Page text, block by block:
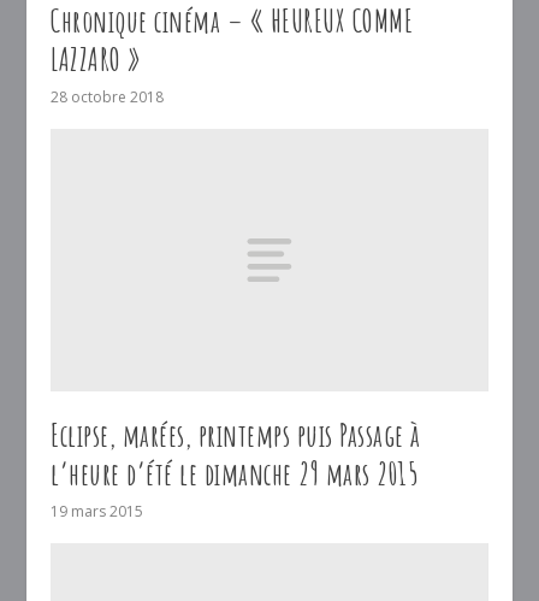
Chronique cinéma – « HEUREUX COMME
LAZZARO »
28 octobre 2018
Eclipse, marées, printemps puis Passage à
l’heure d’été le dimanche 29 mars 2015
19 mars 2015